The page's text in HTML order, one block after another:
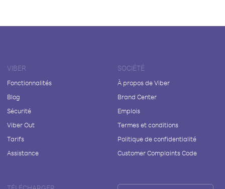
VIBER
Fonctionnalités
Blog
Sécurité
Viber Out
Tarifs
Assistance
SOCIÉTÉ
À propos de Viber
Brand Center
Emplois
Termes et conditions
Politique de confidentialité
Customer Complaints Code